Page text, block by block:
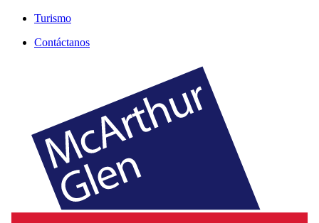
Turismo
Contáctanos